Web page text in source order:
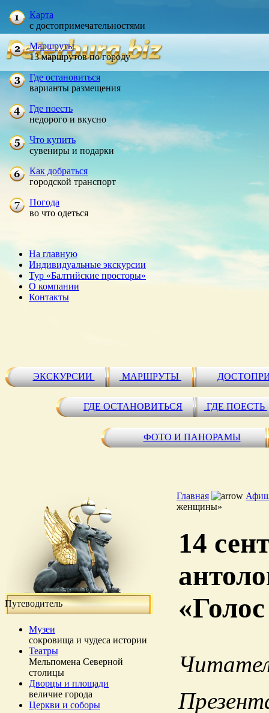
Карта
с достопримечательностями
Маршруты
13 маршрутов по городу
Где остановиться
варианты размещения
Где поесть
недорого и вкусно
Что купить
сувениры и подарки
Как добраться
городской транспорт
Погода
во что одеться
На главную
Индивидуальные экскурсии
Тур «Балтийские просторы»
О компании
Контакты
ЭКСКУРСИИ МАРШРУТЫ
ГДЕ ОСТАНОВИТЬСЯ ГДЕ ПОЕСТЬ
ФОТО И ПАНОРАМЫ
Путеводитель
Музеи
сокровища и чудеса истории
Театры
Мельпомена Северной
столицы
Дворцы и площади
величие города
Церкви и соборы
Главная
женщины»
14